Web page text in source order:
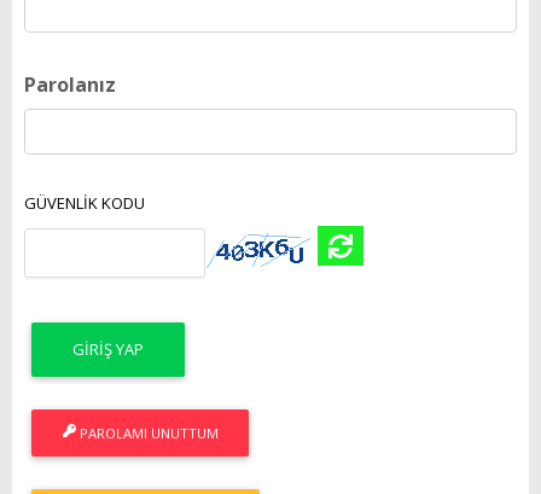
Parolanız
GÜVENLİK KODU
PAROLAMI UNUTTUM